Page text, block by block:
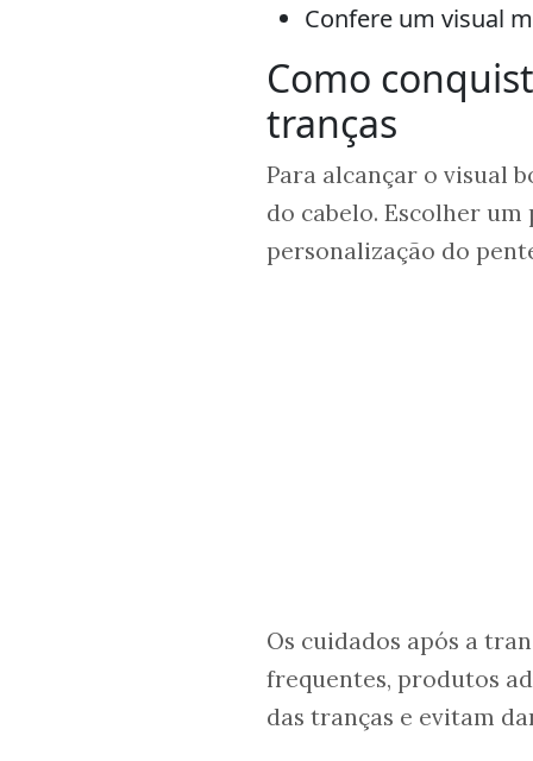
Confere um visual
Como
tranças
Para alcançar o visual
do cabelo. Escolher
personalização do
Os cuidados após a
frequentes, produtos
das tranças e evitam